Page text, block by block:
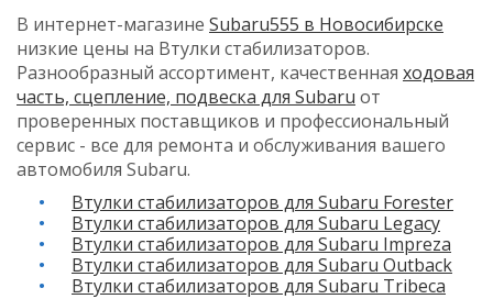
В интернет-магазине Subaru555 в Новосибирске
низкие цены на Втулки стабилизаторов.
Разнообразный ассортимент, качественная ходовая
часть, сцепление, подвеска для Subaru от
проверенных поставщиков и профессиональный
сервис - все для ремонта и обслуживания вашего
автомобиля Subaru.
Втулки стабилизаторов для Subaru Forester
Втулки стабилизаторов для Subaru Legacy
Втулки стабилизаторов для Subaru Impreza
Втулки стабилизаторов для Subaru Outback
Втулки стабилизаторов для Subaru Tribeca